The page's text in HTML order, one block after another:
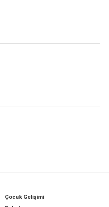
Çocuk Gelişimi